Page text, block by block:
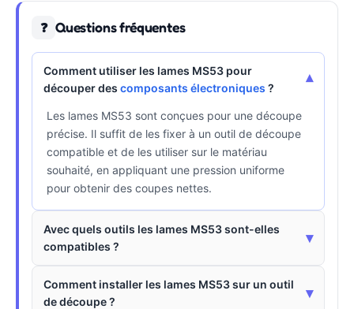
❓ Questions fréquentes
Comment utiliser les lames MS53 pour
découper des composants électroniques ? ▾
Les lames MS53 sont conçues pour une découpe
précise. Il suffit de les fixer à un outil de découpe
compatible et de les utiliser sur le matériau
souhaité, en appliquant une pression uniforme
pour obtenir des coupes nettes.
Avec quels outils les lames MS53 sont-elles
compatibles ?
▾
Comment installer les lames MS53 sur un outil
de découpe ?
▾